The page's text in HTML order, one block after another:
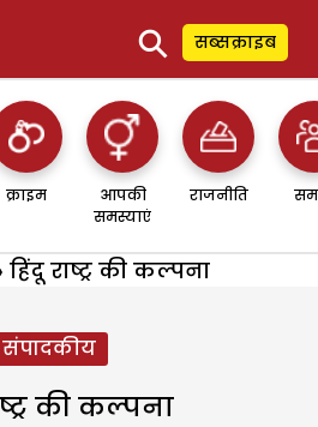
⚲ सब्सक्राइब
क्राइम
आपकी
समस्याएं
राजनीति
हिंदू राष्ट्र की कल्पना
संपादकीय
की कल्पना